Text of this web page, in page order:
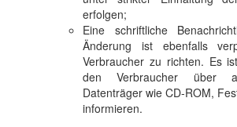
erfolgen;
Eine schriftliche
Änderung ist ebenfalls
Verbraucher zu richten. Es
den Verbraucher über
Datenträger wie CD-ROM,
informieren.